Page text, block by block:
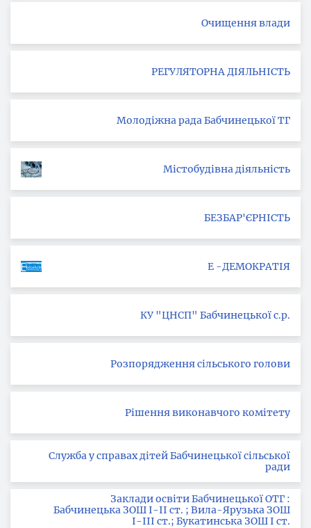
Очищення влади
РЕГУЛЯТОРНА ДІЯЛЬНІСТЬ
Молодіжна рада Бабчинецької ТГ
Містобудівна діяльність
БЕЗБАР'ЄРНІСТЬ
Е -ДЕМОКРАТІЯ
КУ "ЦНСП" Бабчинецької с.р.
Розпорядження сільського голови
Рішення виконавчого комітету
Служба у справах дітей Бабчинецької сільської
ради
Заклади освіти Бабчинецької ОТГ :
Бабчинецька ЗОШ І-ІІ ст. ; Вила-Ярузька ЗОШ
І-ІІІ ст.; Букатинська ЗОШ І ст.